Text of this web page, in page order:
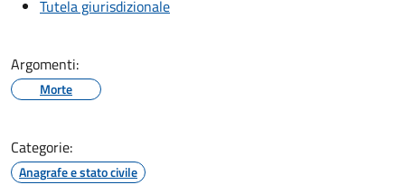
Tutela giurisdizionale
Argomenti:
Morte
Categorie:
Anagrafe e stato civile